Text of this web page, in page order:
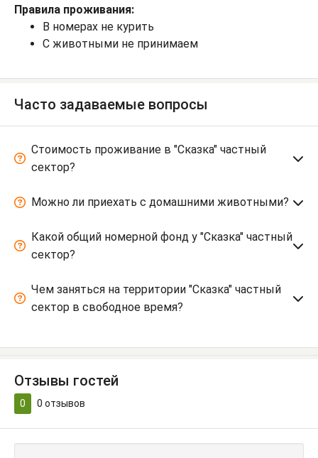
Правила проживания:
В номерах не курить
С животными не принимаем
Часто задаваемые вопросы
Стоимость проживание в "Сказка" частный
сектор?
Можно ли приехать с домашними животными?
Какой общий номерной фонд у "Сказка" частный
сектор?
Чем заняться на территории "Сказка" частный
сектор в свободное время?
Отзывы гостей
0 0 отзывов